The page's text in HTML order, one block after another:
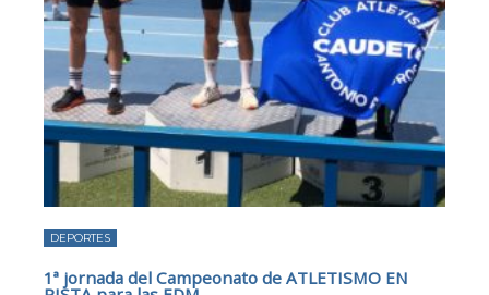
DEPORTES
1ª jornada del Campeonato de ATLETISMO EN